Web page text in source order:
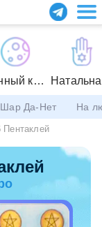
Лунный календарь
Шар Да-Нет На
Пентаклей